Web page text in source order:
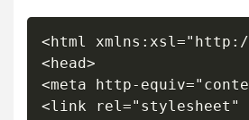
<html
<head>
<meta http-
<link rel="stylesheet"